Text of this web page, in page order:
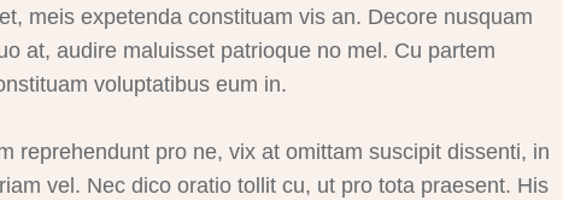
meis expetenda constituam vis an. Decore nusquam
at, audire maluisset patrioque no mel. Cu partem
voluptatibus eum in.
reprehendunt pro ne, vix at omittam suscipit dissenti, in
vel. Nec dico oratio tollit cu, ut pro tota praesent. His